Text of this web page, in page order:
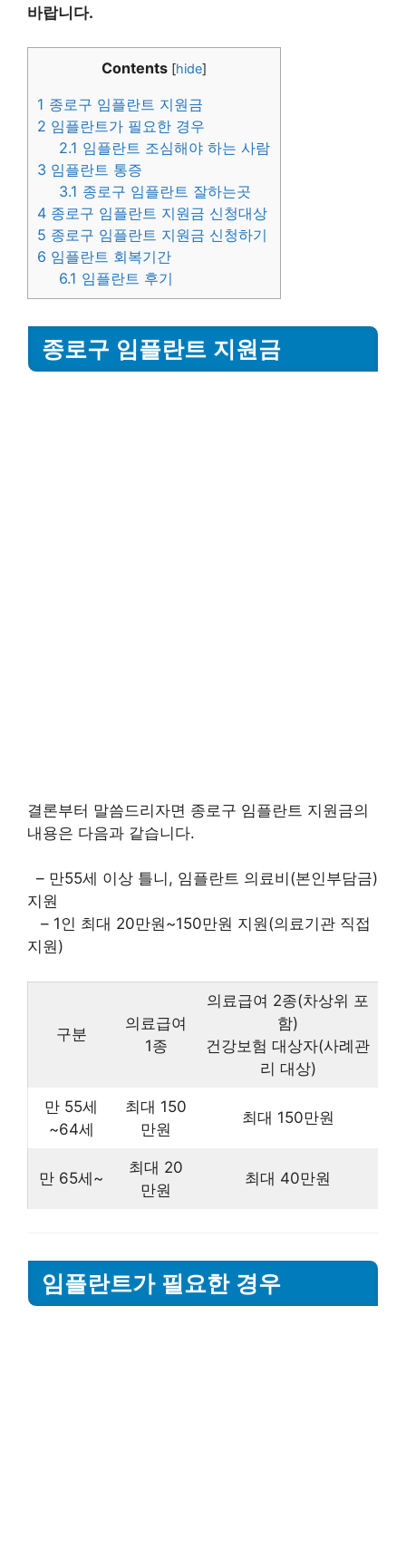
바랍니다.
Contents [hide]
1 종로구 임플란트 지원금
2 임플란트가 필요한 경우
2.1 임플란트 조심해야 하는 사람
3 임플란트 통증
3.1 종로구 임플란트 잘하는곳
4 종로구 임플란트 지원금 신청대상
5 종로구 임플란트 지원금 신청하기
6 임플란트 회복기간
6.1 임플란트 후기
종로구 임플란트 지원금
결론부터 말씀드리자면 종로구 임플란트 지원금의
내용은 다음과 같습니다.
– 만55세 이상 틀니, 임플란트 의료비(본인부담금)
지원
– 1인 최대 20만원~150만원 지원(의료기관 직접
지원)
구분
의료급여
1종
의료급여 2종(차상위 포
함)
건강보험 대상자(사례관
리 대상)
만 55세
~64세
최대 150
만원
최대 150만원
만 65세~
최대 20
만원
최대 40만원
임플란트가 필요한 경우